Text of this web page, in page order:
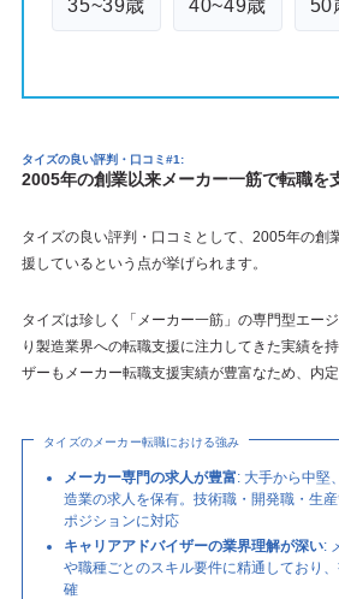
35~39歳 40~49歳 50
タイズの良い評判・口コミ#1:
2005年の創業以来メーカー一筋で転職を
タイズの良い評判・口コミとして、2005年の創
援しているという点が挙げられます。
タイズは珍しく「メーカー一筋」の専門型エー
り製造業界への転職支援に注力してきた実績を
ザーもメーカー転職支援実績が豊富なため、内定
タイズのメーカー転職における強み
メーカー専門の求人が豊富: 大手から中堅
造業の求人を保有。技術職・開発職・生
ポジションに対応
キャリアアドバイザーの業界理解が深い:
や職種ごとのスキル要件に精通しており
確